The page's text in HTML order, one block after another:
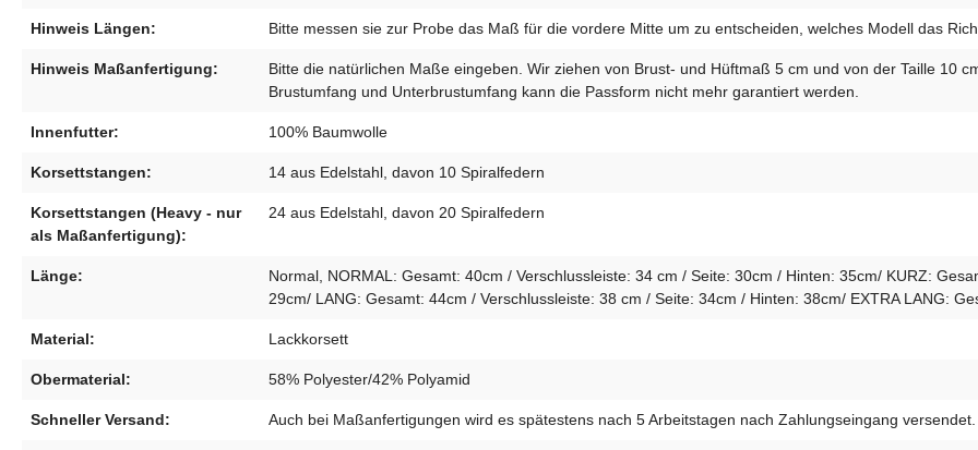
Hinweis Längen: Bitte messen sie zur Probe das Maß für die vordere Mitte um zu entscheiden, welches Modell das
Hinweis Maßanfertigung:
Bitte die natürlichen Maße eingeben. Wir ziehen von Brust- und Hüftmaß 5 cm und von der Taille 10
Brustumfang und Unterbrustumfang kann die Passform nicht mehr garantiert werden.
Innenfutter: 100% Baumwolle
Korsettstangen: 14 aus Edelstahl, davon 10 Spiralfedern
Korsettstangen (Heavy - nur
als Maßanfertigung):
24 aus Edelstahl, davon 20 Spiralfedern
Länge:
Normal, NORMAL: Gesamt: 40cm / Verschlussleiste: 34 cm / Seite: 30cm / Hinten: 35cm/ KURZ:
29cm/ LANG: Gesamt: 44cm / Verschlussleiste: 38 cm / Seite: 34cm / Hinten: 38cm/ EXTRA LANG:
Material: Lackkorsett
Obermaterial: 58% Polyester/42% Polyamid
Schneller Versand: Auch bei Maßanfertigungen wird es spätestens nach 5 Arbeitstagen nach Zahlungseingang versendet.